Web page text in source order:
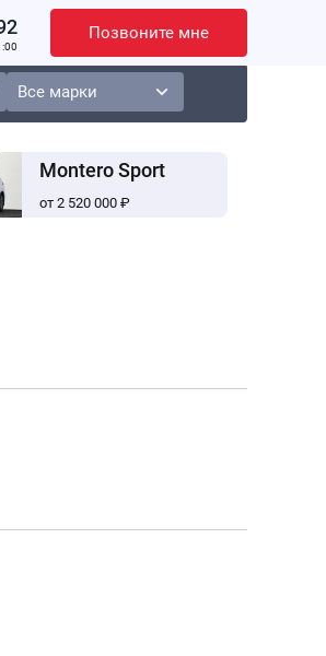
Позвоните мне
Montero Sport
от 2 520 000 ₽